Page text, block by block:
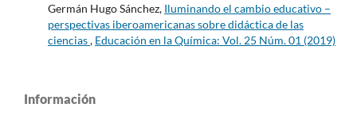
Germán Hugo Sánchez, Iluminando el cambio educativo –
perspectivas iberoamericanas sobre didáctica de las
ciencias, Educación en la Química: Vol. 25 Núm. 01 (2019)
Información